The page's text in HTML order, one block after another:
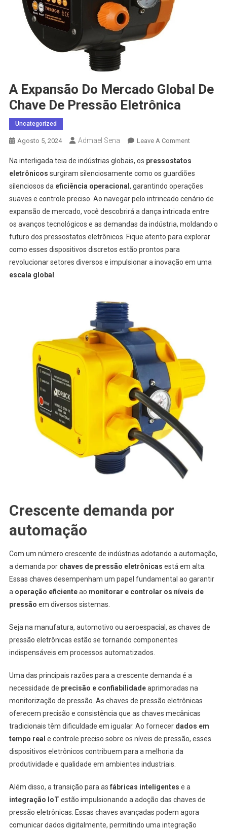
A Expansão Do Mercado Global De
Chave De Pressão Eletrônica
Uncategorized
Agosto 5, 2024 Admael Sena Leave A CommentOn
Expansão
Do
Mercado
Global
De
Chave
De
Na interligada teia de indústrias globais, os pressostatos
eletrônicos surgiram silenciosamente como os guardiões
silenciosos da eficiência operacional , garantindo operações
suaves e controle preciso. Ao navegar pelo intrincado cenário de
expansão de mercado, você descobrirá a dança intricada entre
os avanços tecnológicos e as demandas da indústria, moldando o
futuro dos pressostatos eletrônicos. Fique atento para explorar
como esses dispositivos discretos estão prontos para
revolucionar setores diversos e impulsionar a inovação em uma
escala global .
Crescente demanda por
automação
Com um número crescente de indústrias adotando a automação,
a demanda por chaves de pressão eletrônicas está em alta.
Essas chaves desempenham um papel fundamental ao garantir
a operação eficienteao monitorar e controlar os níveis de
pressão em diversos sistemas.
Seja na manufatura, automotivo ou aeroespacial, as chaves de
pressão eletrônicas estão se tornando componentes
indispensáveis em processos automatizados.
Uma das principais razões para a crescente demanda é a
necessidade de precisão e confiabilidadeaprimoradas na
monitorização de pressão. As chaves de pressão eletrônicas
oferecem precisão e consistência que as chaves mecânicas
tradicionais têm dificuldade em igualar. Ao fornecer dados em
tempo real e controle preciso sobre os níveis de pressão, esses
dispositivos eletrônicos contribuem para a melhoria da
produtividade e qualidade em ambientes industriais.
Além disso, a transição para as fábricas inteligentes e a
integração IoT estão impulsionando a adoção das chaves de
pressão eletrônicas. Essas chaves avançadas podem agora
comunicar dados digitalmente, permitindo uma integração